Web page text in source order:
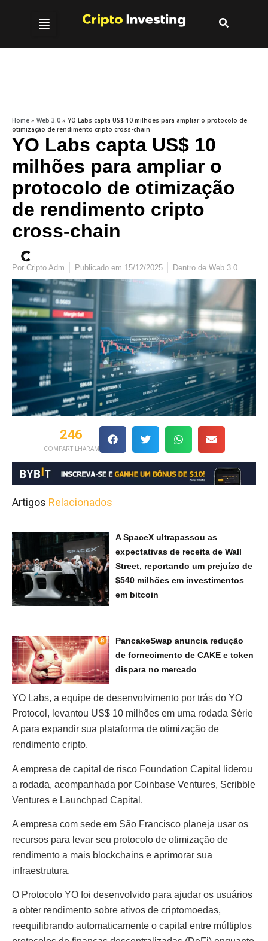
Home » Web 3.0 » YO Labs capta US$ 10 milhões para ampliar o protocolo de
otimização de rendimento cripto cross-chain
YO Labs capta US$ 10
milhões para ampliar o
protocolo de otimização
de rendimento cripto
cross-chain
Por Cripto Adm Publicado em 15/12/2025 Dentro de Web 3.0
COMPARTILHARAM
246
Artigos Relacionados
A SpaceX ultrapassou as
expectativas de receita de Wall
Street, reportando um prejuízo de
$540 milhões em investimentos
em bitcoin
PancakeSwap anuncia redução
de fornecimento de CAKE e token
dispara no mercado
YO Labs, a equipe de desenvolvimento por trás do YO
Protocol, levantou US$ 10 milhões em uma rodada Série
A para expandir sua plataforma de otimização de
rendimento cripto.
A empresa de capital de risco Foundation Capital liderou
a rodada, acompanhada por Coinbase Ventures, Scribble
Ventures e Launchpad Capital.
A empresa com sede em São Francisco planeja usar os
recursos para levar seu protocolo de otimização de
rendimento a mais blockchains e aprimorar sua
infraestrutura.
O Protocolo YO foi desenvolvido para ajudar os usuários
a obter rendimento sobre ativos de criptomoedas,
reequilibrando automaticamente o capital entre múltiplos